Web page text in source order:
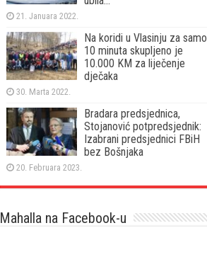
21. Januara 2022.
Na koridi u Vlasinju za samo
10 minuta skupljeno je
10.000 KM za liječenje
dječaka
30. Marta 2022.
Bradara predsjednica,
Stojanović potpredsjednik:
Izabrani predsjednici FBiH
bez Bošnjaka
20. Februara 2023.
Mahalla na Facebook-u